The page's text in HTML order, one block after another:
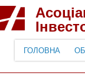
ГОЛОВНА